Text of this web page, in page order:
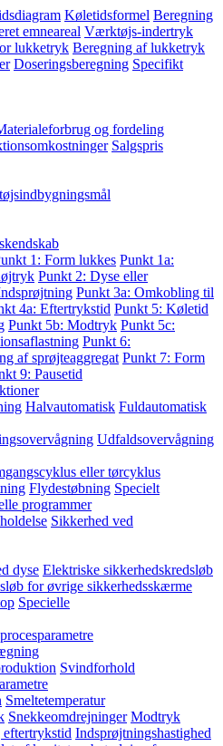
Køletidsformel Beregning
emneareal Værktøjs-indertryk
lukketryk Beregning af lukketryk
Doseringsberegning Specifikt
og fordeling
Salgspris
1: Form lukkes Punkt 1a:
Punkt 2: Dyse eller
Punkt 3a: Omkobling til
4a: Eftertrykstid Punkt 5: Køletid
Punkt 5b: Modtryk Punkt 5c:
Punkt 6:
af sprøjteaggregat Punkt 7: Form
9: Pausetid
Halvautomatisk Fuldautomatisk
Udfaldsovervågning
eller tørcyklus
Flydestøbning Specielt
programmer
Sikkerhed ved
dyse Elektriske sikkerhedskredsløb
for øvrige sikkerhedsskærme
Specielle
Svindforhold
Smeltetemperatur
Snekkeomdrejninger Modtryk
Indsprøjtningshastighed